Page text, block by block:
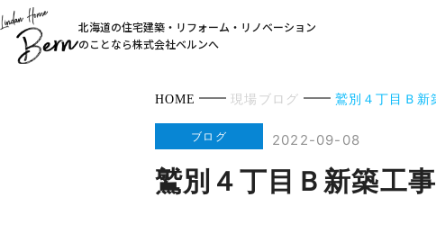
北海道の住宅建築・リフォーム・リノベーション
のことなら株式会社ベルンへ
HOME 現場ブログ 鷲別４丁目Ｂ
ブログ 2022-09-08
鷲別４丁目Ｂ新築工